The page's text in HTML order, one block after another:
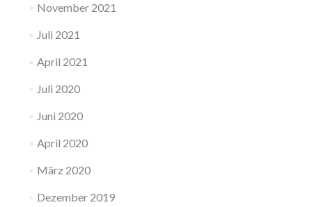
November 2021
Juli 2021
April 2021
Juli 2020
Juni 2020
April 2020
März 2020
Dezember 2019